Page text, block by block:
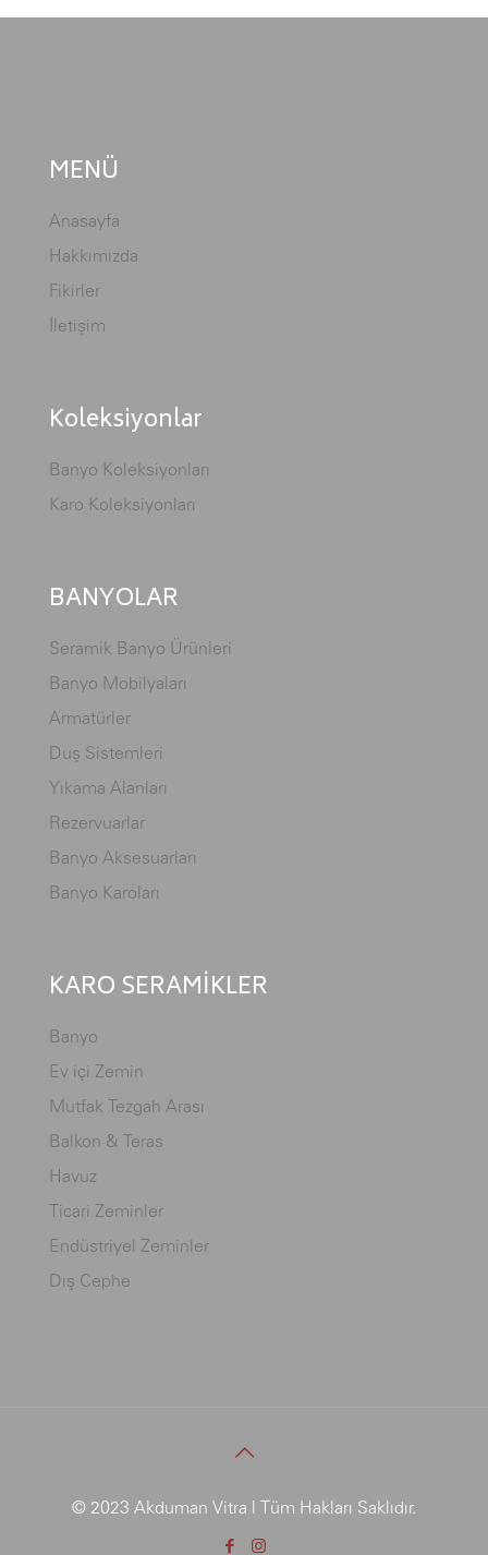
MENÜ
Anasayfa
Hakkımızda
Fikirler
İletişim
Koleksiyonlar
Banyo Koleksiyonları
Karo Koleksiyonları
BANYOLAR
Seramik Banyo Ürünleri
Banyo Mobilyaları
Armatürler
Duş Sistemleri
Yıkama Alanları
Rezervuarlar
Banyo Aksesuarları
Banyo Karoları
KARO SERAMİKLER
Banyo
Ev içi Zemin
Mutfak Tezgah Arası
Balkon & Teras
Havuz
Ticari Zeminler
Endüstriyel Zeminler
Dış Cephe
© 2023 Akduman Vitra | Tüm Hakları Saklıdır.